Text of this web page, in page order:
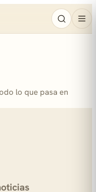
lo que pasa en